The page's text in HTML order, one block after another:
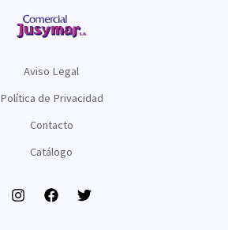
Aviso Legal
Política de Privacidad
Contacto
Catálogo